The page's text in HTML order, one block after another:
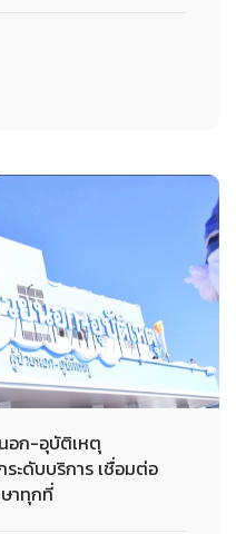
อก-อุบัติเหตุ
ะดับบริการ เชื่อมต่อ
าทุกที่